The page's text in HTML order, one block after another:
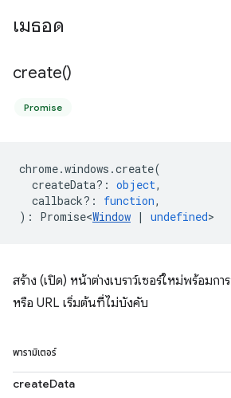
เมธอด
create()
Promise
chrome.windows .create(
createData? : object,
callback? : function,
) : Promise<Window | undefined>
สร้าง (เปิด) หน้าต่างเบราว์เซอร์ใหม่พร้อมก
หรือ URL เริ่มต้นที่ไม่บังคับ
พารามิเตอร์
createData